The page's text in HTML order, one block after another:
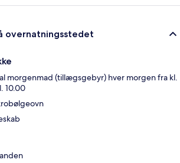
overnatningsstedet
morgenmad (tillægsgebyr) hver morgen fra kl.
10.00